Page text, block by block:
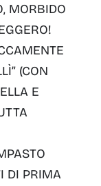
MORBIDO
” (CON
E
DI PRIMA